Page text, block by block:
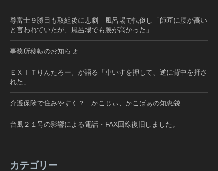
尊富士９勝目も取組後に悲劇 風呂場で転倒し「師匠に腰が高い
と言われていたが、風呂場でも腰が高かった」
事務所移転のお知らせ
ＥＸＩＴりんたろー。が語る「車いすを押して、逆に背中を押さ
れた」
介護保険で住みやすく？ かこじぃ、かこばぁの知恵袋
台風２１号の影響による電話・FAX回線復旧しました。
カテゴリー